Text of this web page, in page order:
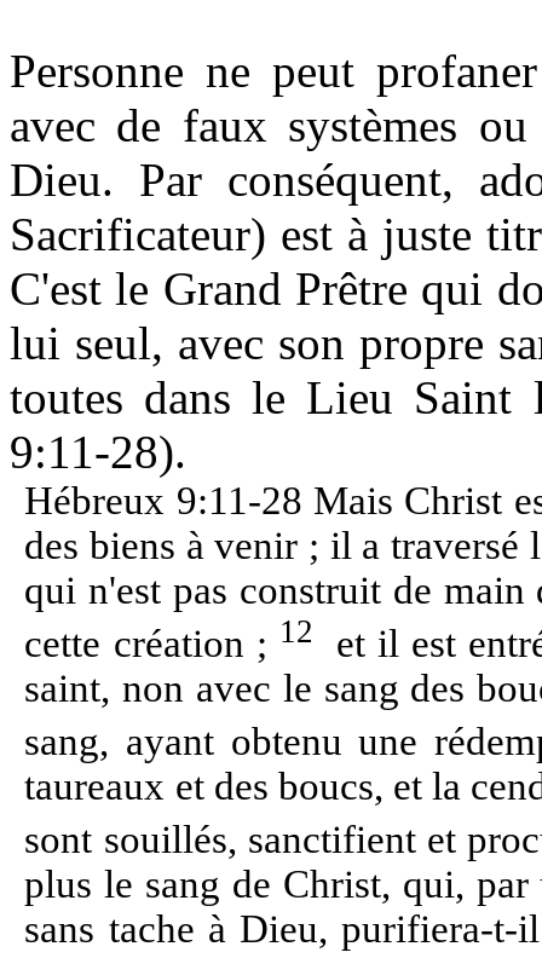
Personne ne peut
avec de faux systèmes
Dieu. Par conséquent,
Sacrificateur) est à juste
C'est le Grand Prêtre qui
lui seul, avec son propre
toutes dans le Lieu Saint
9:11-28).
Hébreux 9:11-28 Mais Christ
des biens à venir ; il a traversé
qui n'est pas construit de main
cette création ; 12
et il est
saint, non avec le sang des
sang, ayant obtenu une
taureaux et des boucs, et la
sont souillés, sanctifient et
plus le sang de Christ, qui,
sans tache à Dieu, purifiera-t-